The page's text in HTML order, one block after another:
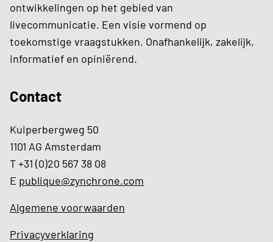
ontwikkelingen op het gebied van
livecommunicatie. Een visie vormend op
toekomstige vraagstukken. Onafhankelijk, zakelijk,
informatief en opiniërend.
Contact
Kuiperbergweg 50
1101 AG Amsterdam
T +31 (0)20 567 38 08
E publique@zynchrone.com
Algemene voorwaarden
Privacyverklaring